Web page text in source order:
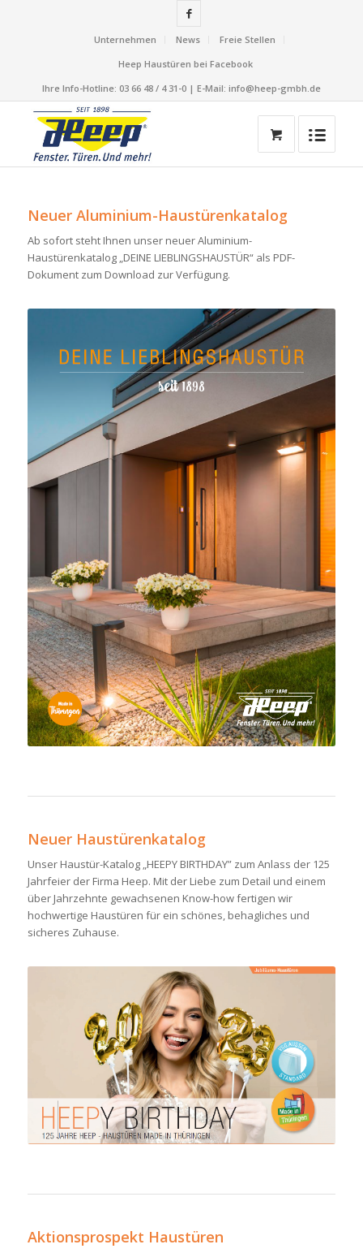
Unternehmen News
Freie Stellen
Heep Haustüren bei Facebook
Ihre Info-Hotline: 03 66 48 / 4 31-0 | E-Mail: info@heep-gmbh.de
Neuer Aluminium-Haustürenkatalog
Ab sofort steht Ihnen unser neuer Aluminium-
Haustürenkatalog „DEINE LIEBLINGSHAUSTÜR“ als PDF-
Dokument zum Download zur Verfügung.
Neuer Haustürenkatalog
Unser Haustür-Katalog „HEEPY BIRTHDAY” zum Anlass der 125
Jahrfeier der Firma Heep. Mit der Liebe zum Detail und einem
über Jahrzehnte gewachsenen Know-how fertigen wir
hochwertige Haustüren für ein schönes, behagliches und
sicheres Zuhause.
Aktionsprospekt Haustüren